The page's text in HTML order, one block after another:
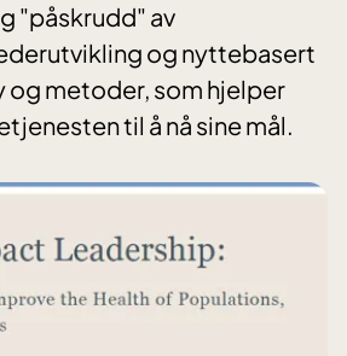
"påskrudd" av
og nyttebasert
og metoder, som hjelper
til å nå sine mål.